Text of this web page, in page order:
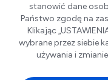
stanowić dane
Państwo zgodę na
Klikając
wybrane przez siebie
używania i